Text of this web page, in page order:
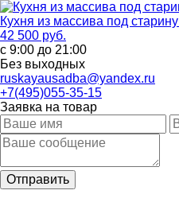
Кухня из массива под
42 500 руб.
с 9:00 до 21:00
Без выходных
ruskayausadba@yandex.ru
+7(495)055-35-15
Заявка на товар